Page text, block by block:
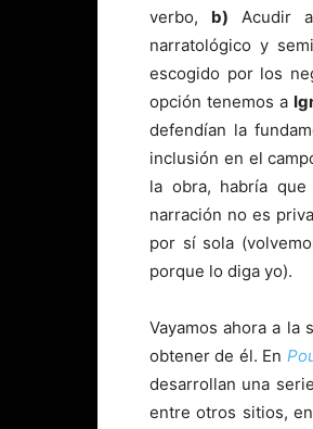
verbo, b) Acudir
narratológico y
escogido por los
opción tenemos a
defendían la
inclusión en el
la obra, habría
narración no es
por sí sola
porque lo diga yo).
Vayamos ahora a la
obtener de él. En
desarrollan una
entre otros sitios,